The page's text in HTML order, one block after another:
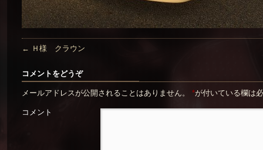
← Ｈ様 クラウン
コメントをどうぞ
メールアドレスが公開されることはありません。 *が付いている欄は
コメント